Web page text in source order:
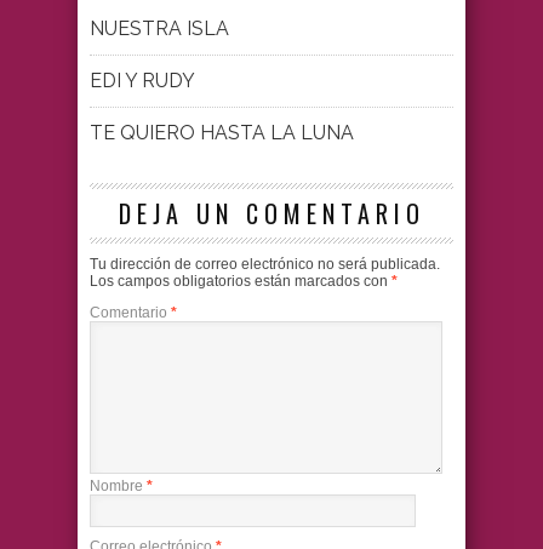
NUESTRA ISLA
EDI Y RUDY
TE QUIERO HASTA LA LUNA
DEJA UN COMENTARIO
Tu dirección de correo electrónico no será publicada.
Los campos obligatorios están marcados con *
Comentario *
Nombre *